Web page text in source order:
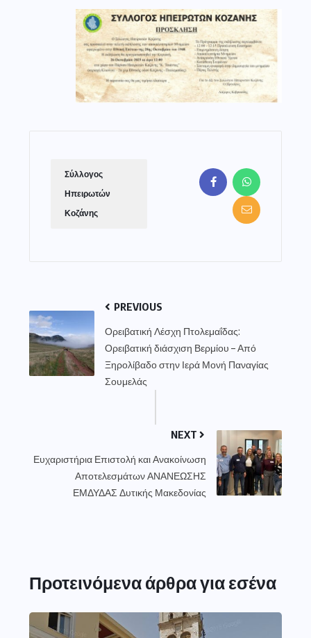
Σύλλογος
Ηπειρωτών
Κοζάνης
PREVIOUS
Ορειβατική Λέσχη Πτολεμαΐδας:
Ορειβατική διάσχιση Βερμίου – Από
Ξηρολίβαδο στην Ιερά Μονή Παναγίας
Σουμελάς
NEXT
Ευχαριστήρια Επιστολή και Ανακοίνωση
Αποτελεσμάτων ΑΝΑΝΕΩΣΗΣ
ΕΜΔΥΔΑΣ Δυτικής Μακεδονίας
Προτεινόμενα άρθρα για εσένα